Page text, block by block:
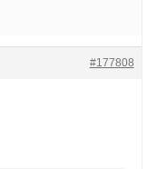
#177808